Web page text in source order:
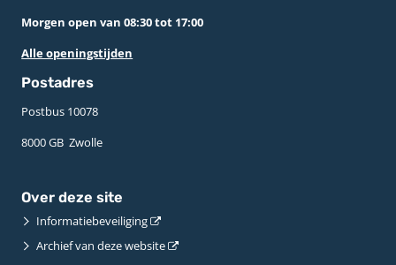
Morgen open van 08:30 tot 17:00
Alle openingstijden
Postadres
Postbus 10078 ­
8000 GB ­ Zwolle
Over deze site
Informatiebeveiliging
Archief van deze website